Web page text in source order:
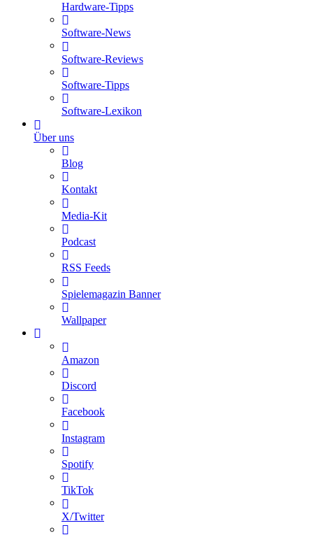
Hardware-Tipps
Software-News
Software-Reviews
Software-Tipps
Software-Lexikon
Über uns
Blog
Kontakt
Media-Kit
Podcast
RSS Feeds
Spielemagazin Banner
Wallpaper
Amazon
Discord
Facebook
Instagram
Spotify
TikTok
X/Twitter